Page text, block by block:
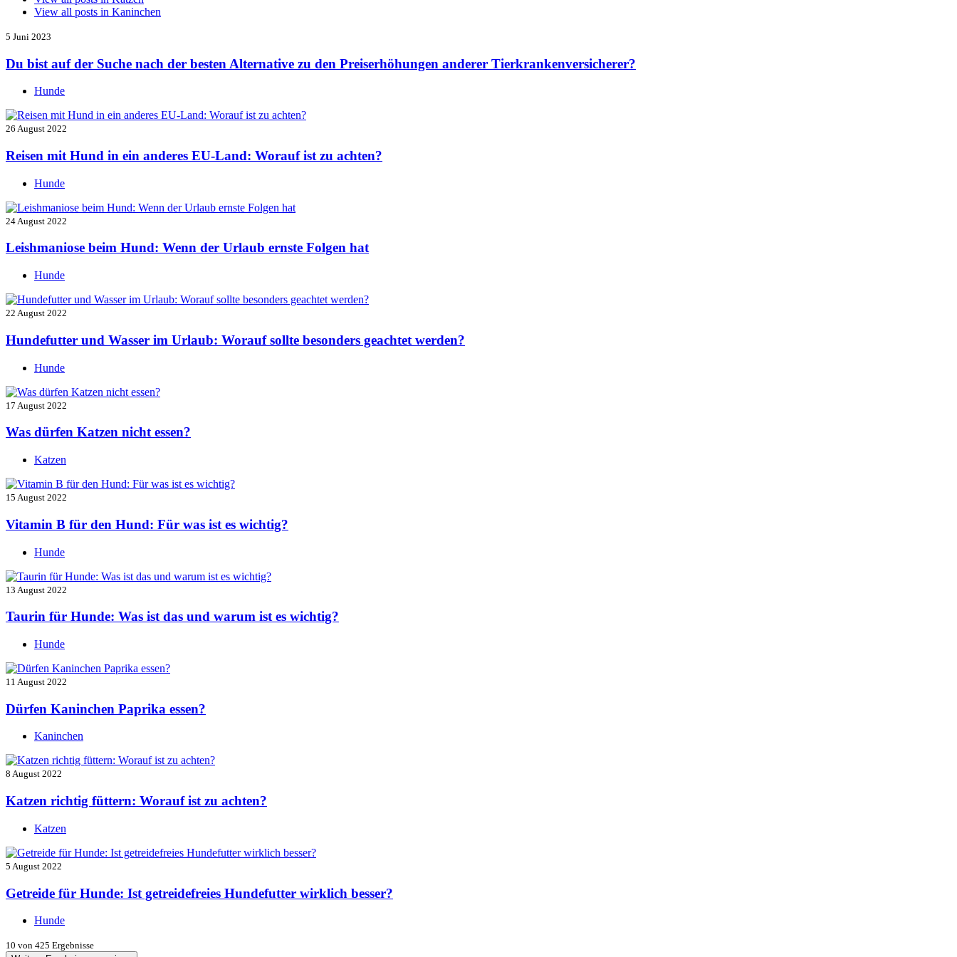
View all posts in Kaninchen
5 Juni 2023
Du bist auf der Suche nach der besten Alternative zu den Preiserhöhungen anderer Tierkrankenversicherer?
Hunde
26 August 2022
Reisen mit Hund in ein anderes EU-Land: Worauf ist zu achten?
Hunde
24 August 2022
Leishmaniose beim Hund: Wenn der Urlaub ernste Folgen hat
Hunde
22 August 2022
Hundefutter und Wasser im Urlaub: Worauf sollte besonders geachtet werden?
Hunde
17 August 2022
Was dürfen Katzen nicht essen?
Katzen
15 August 2022
Vitamin B für den Hund: Für was ist es wichtig?
Hunde
13 August 2022
Taurin für Hunde: Was ist das und warum ist es wichtig?
Hunde
11 August 2022
Dürfen Kaninchen Paprika essen?
Kaninchen
8 August 2022
Katzen richtig füttern: Worauf ist zu achten?
Katzen
5 August 2022
Getreide für Hunde: Ist getreidefreies Hundefutter wirklich besser?
Hunde
10 von 425 Ergebnisse